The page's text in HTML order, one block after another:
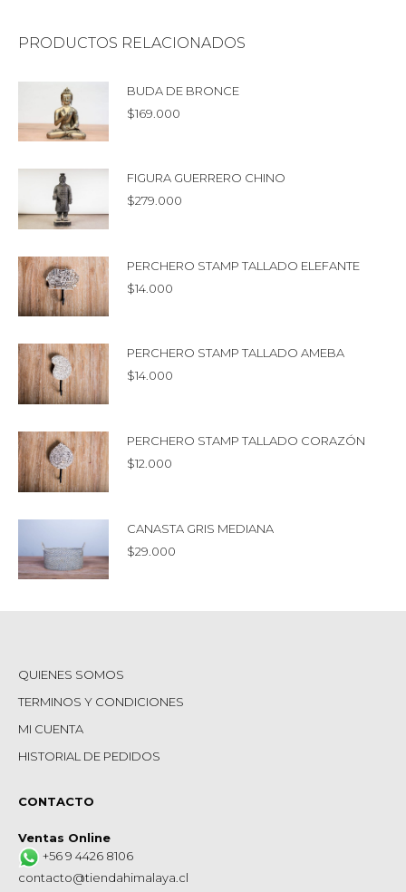
PRODUCTOS RELACIONADOS
BUDA DE BRONCE
$169.000
FIGURA GUERRERO CHINO
$279.000
PERCHERO STAMP TALLADO ELEFANTE
$14.000
PERCHERO STAMP TALLADO AMEBA
$14.000
PERCHERO STAMP TALLADO CORAZÓN
$12.000
CANASTA GRIS MEDIANA
$29.000
QUIENES SOMOS
TERMINOS Y CONDICIONES
MI CUENTA
HISTORIAL DE PEDIDOS
CONTACTO
Ventas Online
+56 9 4426 8106
contacto@tiendahimalaya.cl